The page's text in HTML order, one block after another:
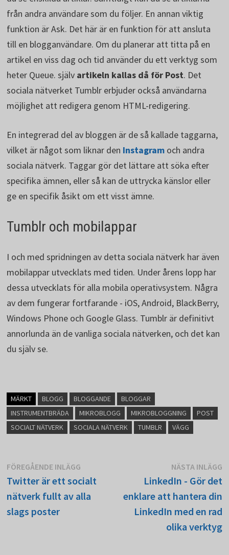
från andra användare som du följer. En annan viktig
funktion är Ask. Det här är en funktion för att ansluta
till en blogganvändare. Om du planerar att titta på en
artikel en viss dag och tid använder du ett verktyg som
heter Queue. själv artikeln kallas då för Post. Det
sociala nätverket Tumblr erbjuder också användarna
möjlighet att redigera genom HTML-redigering.
En integrerad del av bloggen är de så kallade taggarna,
vilket är något som liknar den Instagram och andra
sociala nätverk. Taggar gör det lättare att söka efter
specifika ämnen, eller så kan de uttrycka känslor eller
ge en specifik åsikt om ett visst ämne.
Tumblr och mobilappar
I och med spridningen av detta sociala nätverk har även
mobilappar utvecklats med tiden. Under årens lopp har
dessa utvecklats för alla mobila operativsystem. Några
av dem fungerar fortfarande - iOS, Android, BlackBerry,
Windows Phone och Google Glass. Tumblr är definitivt
annorlunda än de vanliga sociala nätverken, och det kan
du själv se.
MÄRKT BLOGG BLOGGANDE
BLOGGAR
INSTRUMENTBRÄDA
MIKROBLOGG MIKROBLOGGNING
POST
SOCIALT NÄTVERK
SOCIALA NÄTVERK TUMBLR VÄGG
Inläggsnavigering
FÖREGÅENDE INLÄGG
inlägg:
Twitter är ett socialt
nätverk fullt av alla
slags poster
NÄSTA INLÄGG
LinkedIn - Gör det
enklare att hantera din
LinkedIn med en rad
olika verktyg